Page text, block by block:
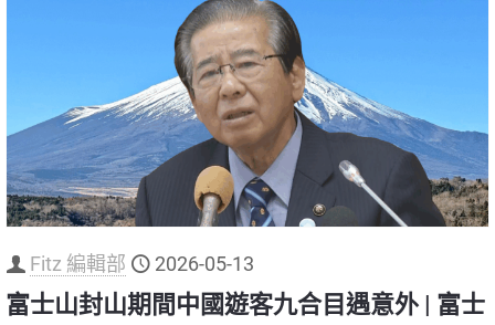
Fitz 編輯部 2026-05-13
富士山封山期間中國遊客九合目遇意外 | 富士